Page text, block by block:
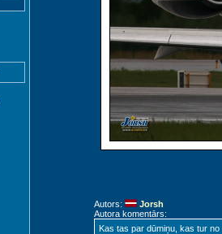
Autors:
Jorsh
Autora komentārs:
Kas tas par dūmiņu, kas tur